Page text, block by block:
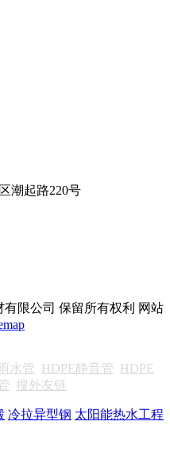
潮起路220号
有限公司 保留所有权利 网站
水管 HDPE静音管 HDPE
搜外友链
冷拉异型钢 太阳能热水工程